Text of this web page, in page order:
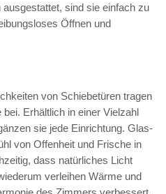
sind sie einfach zu
Öffnen und
von Schiebetüren tragen
Erhältlich in einer Vielzahl
sie jede Einrichtung. Glas-
von Offenheit und Frische in
dass natürliches Licht
verleihen Wärme und